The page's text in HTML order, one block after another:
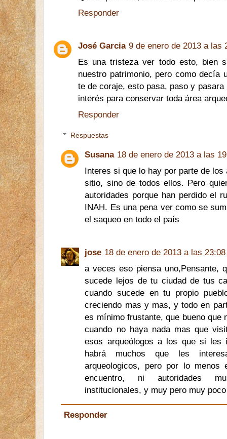
Responder
José Garcia 9 de enero de 2013 a las
Es una tristeza ver todo esto, bien
nuestro patrimonio, pero como decía
te de coraje, esto pasa, paso y
interés para conservar toda área
Responder
Respuestas
Susana 18 de enero de 2013 a las
Interes si que lo hay por parte de
sitio, sino de todos ellos. Pero
autoridades porque han perdido el
INAH. Es una pena ver como se
el saqueo en todo el país
jose 18 de enero de 2013 a las 23:08
a veces eso piensa uno,Pensante,
sucede lejos de tu ciudad de tus
cuando sucede en tu propio
creciendo mas y mas, y todo en
es mínimo frustante, que bueno
cuando no haya nada mas que
esos arqueólogos a los que si les
habrá muchos que les
arqueologicos, pero por lo
encuentro, ni autoridades
institucionales, y muy pero muy
Responder